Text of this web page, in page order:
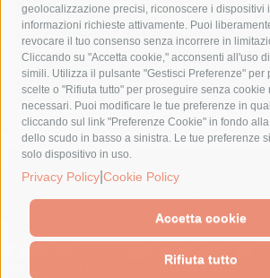
geolocalizzazione precisi, riconoscere i dispositivi
informazioni richieste attivamente. Puoi
revocare il tuo consenso senza incorrere in
Cliccando su "Accetta cookie," acconsenti all'uso
simili. Utilizza il pulsante "Gestisci Preferenze" per
scelte o "Rifiuta tutto" per proseguire senza cookie
necessari. Puoi modificare le tue preferenze in
cliccando sul link "Preferenze Cookie" in fondo
dello scudo in basso a sinistra. Le tue preferenze
solo dispositivo in uso.
Privacy Policy Cookie Policy
Accetta cookie
Rifiuta tutto
penisola sorrentina
piano di sorrento
protezione civile
Regione Campania
sindaco cuomo
sorrento studenti
turismo
Vico Equense villa fiorentino
© 2015 SorrentoPress. All rights reserved.
Il giornale online della Penisola Sorrentina
Cookie Policy